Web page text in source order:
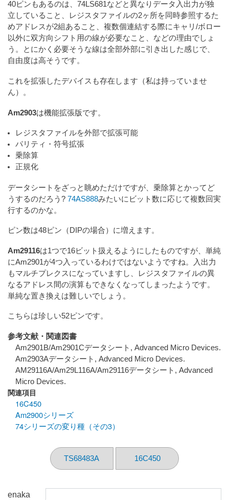
40ピンもあるのは、74LS681などと異なりデータ入出力が独
立していること、レジスタファイルの2ヶ所を同時参照するた
めアドレスが2組あること、複数個連結する際にキャリ/ボロー
以外に双方向シフト用の線が必要なこと、などの理由でしょ
う。とにかく必要そうな線は全部外部に引き出した感じで、
自由度は高そうです。
これを拡張したデバイスも存在します（私は持っていませ
ん）。
Am2903は機能拡張版です。
レジスタファイルを外部で拡張可能
パリティ・符号拡張
乗除算
正規化
データシートをざっと眺めただけですが、乗除算とかってど
うするのだろう? 74AS888みたいにビット数に応じて複数回実
行するのかな。
ピン数は48ピン（DIPの場合）に増えます。
Am29116は1つで16ビット扱えるようにしたものですが、単純
にAm2901が4つ入っているわけではないようですね。入出力
もマルチプレクスになっていますし、レジスタファイルの異
なるアドレス間の演算もできなくなってしまったようです。
単純な置き換えは難しいでしょう。
こちらは珍しい52ピンです。
参考文献・関連図書
Am2901B/Am2901Cデータシート, Advanced Micro Devices.
Am2903Aデータシート, Advanced Micro Devices.
AM29116A/Am29L116A/Am29116データシート, Advanced
Micro Devices.
関連項目
16C450
Am2900シリーズ
74シリーズの変り種（その3）
TS68483A 16C450
enaka